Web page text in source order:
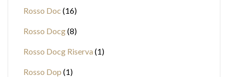
Rosso Doc 16
Rosso Docg 8
Rosso Docg Riserva 1
Rosso Dop 1